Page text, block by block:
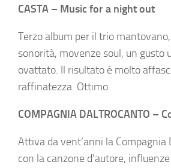
CASTA – Music for a night out
Terzo album per il trio
sonorità, movenze soul, un
ovattato. Il risultato è molto
raffinatezza. Ottimo.
COMPAGNIA DALTROCANTO –
Attiva da vent’anni la
con la canzone d’autore,